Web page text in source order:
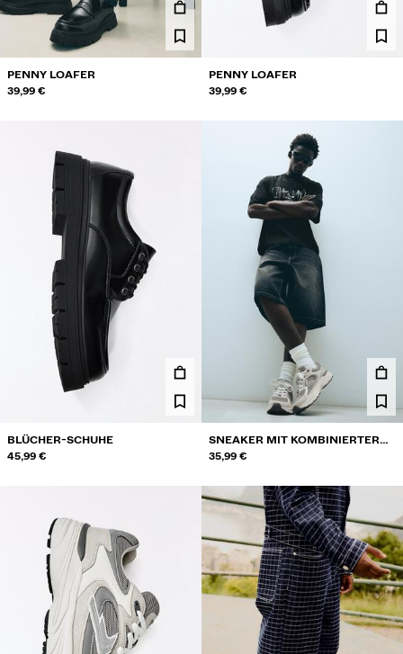
PENNY LOAFER
39,99 €
PENNY LOAFER
39,99 €
BLÜCHER-SCHUHE
45,99 €
SNEAKER MIT KOMBINIERTER
SOHLE
35,99 €